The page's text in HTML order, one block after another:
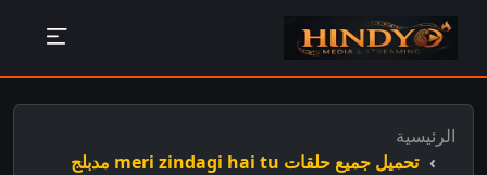
الرئيسية
تحميل جميع حلقات meri zindagi hai tu مدبلج